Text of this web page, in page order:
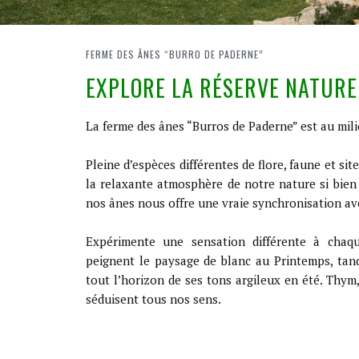
​FERME DES ÂNES “BURRO DE PADERNE”
​EXPLORE LA RÉSERVE
​La ferme des ânes “Burros de Paderne” est au
​Pleine d’espèces différentes de flore, faune et
la relaxante atmosphère de notre nature si
nos ânes nous offre une vraie synchronisation
​Expérimente une sensation différente à
peignent le paysage de blanc au Printemps,
tout l’horizon de ses tons argileux en été.
séduisent tous nos sens.